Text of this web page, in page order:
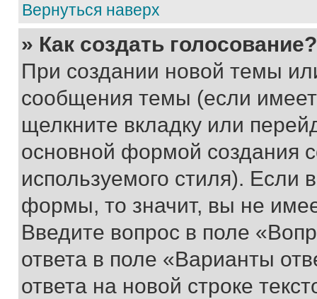
Вернуться наверх
» Как создать голосование?
При создании новой темы
сообщения темы (если
щелкните вкладку или
основной формой создания
используемого стиля). Если
формы, то значит, вы не
Введите вопрос в поле
ответа в поле «Варианты
ответа на новой строке